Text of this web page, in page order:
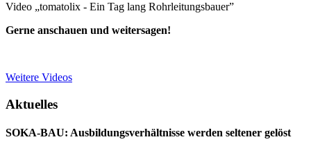
Video „tomatolix - Ein Tag lang Rohrleitungsbauer”
Gerne anschauen und weitersagen!
Weitere Videos
Aktuelles
SOKA-BAU: Ausbildungsverhältnisse werden seltener gelöst